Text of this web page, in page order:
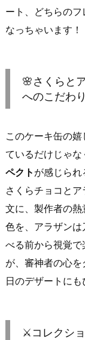
ート、どちらのフ
なっちゃいます！
🌸さくらと
へのこだわり
このケーキ缶の
ているだけじゃ
ペクト が感じられ
さくらチョコと
文に、製作者の
色を、アラザン
べる前から視覚で
が、審神者の心
日のデザートにも
⚔️コレクシ